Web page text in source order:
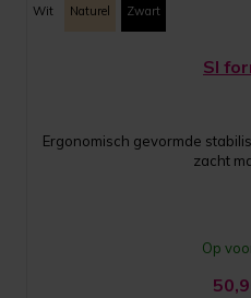
Wit Naturel Zwart
SI
Ergonomisch gevormde
zacht
Op